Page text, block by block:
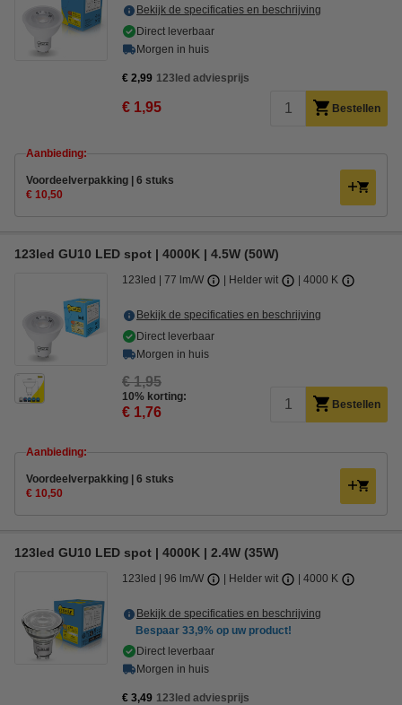
Bekijk de specificaties en beschrijving
Direct leverbaar
Morgen in huis
€ 2,99 123led adviesprijs
€ 1,95 Bestellen
Aanbieding:
Voordeelverpakking | 6 stuks
€ 10,50
123led GU10 LED spot | 4000K | 4.5W (50W)
123led 77 lm/W Helder wit 4000 K
Bekijk de specificaties en beschrijving
Direct leverbaar
Morgen in huis
€ 1,95
10% korting:
€ 1,76 Bestellen
Aanbieding:
Voordeelverpakking | 6 stuks
€ 10,50
123led GU10 LED spot | 4000K | 2.4W (35W)
123led 96 lm/W Helder wit 4000 K
Bekijk de specificaties en beschrijving
Bespaar 33,9% op uw product!
Direct leverbaar
Morgen in huis
€ 3,49 123led adviesprijs